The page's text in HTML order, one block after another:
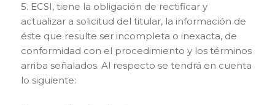
5. ECSI, tiene la obligación de rectificar y
actualizar a solicitud del titular, la información de
éste que resulte ser incompleta o inexacta, de
conformidad con el procedimiento y los términos
arriba señalados. Al respecto se tendrá en cuenta
lo siguiente: